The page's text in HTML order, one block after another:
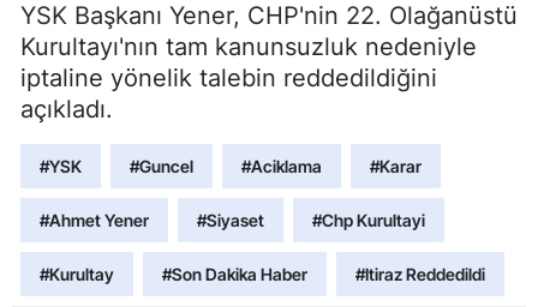
YSK Başkanı Yener, CHP'nin 22. Olağanüstü
Kurultayı'nın tam kanunsuzluk nedeniyle
iptaline yönelik talebin reddedildiğini
açıkladı.
#YSK #Guncel #Aciklama #Karar
#Ahmet Yener #Siyaset #Chp Kurultayi
#Kurultay #Son Dakika Haber #Itiraz Reddedildi